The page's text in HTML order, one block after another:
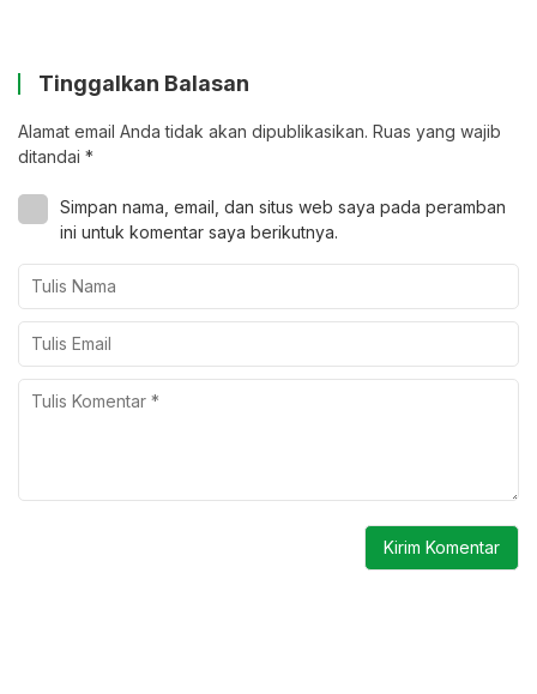
Tinggalkan Balasan
Alamat email Anda tidak akan dipublikasikan. Ruas yang wajib
ditandai *
Simpan nama, email, dan situs web saya pada peramban
ini untuk komentar saya berikutnya.